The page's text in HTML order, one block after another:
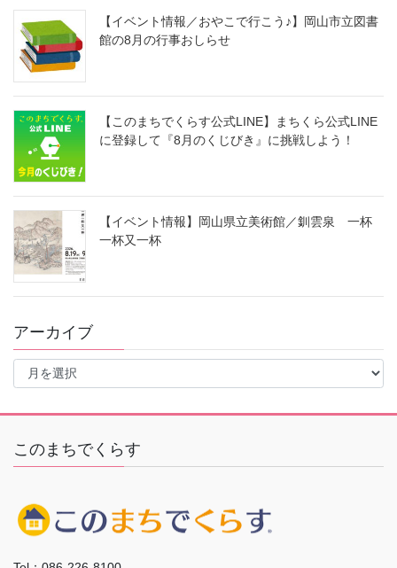
【イベント情報／おやこで行こう♪】岡山市立図書
館の8月の行事おしらせ
【このまちでくらす公式LINE】まちくら公式LINE
に登録して『8月のくじびき』に挑戦しよう！
【イベント情報】岡山県立美術館／釧雲泉 一杯
一杯又一杯
アーカイブ
ア
イ
このまちでくらす